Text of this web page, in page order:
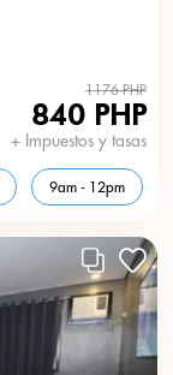
1176 PHP
840 PHP
+ Impuestos y tasas
9am - 12pm